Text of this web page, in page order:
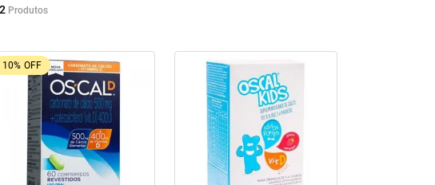
2 Produtos
10% OFF